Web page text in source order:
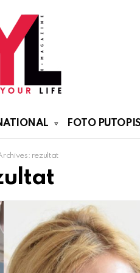
FOTO PUTOPISI
rezultat